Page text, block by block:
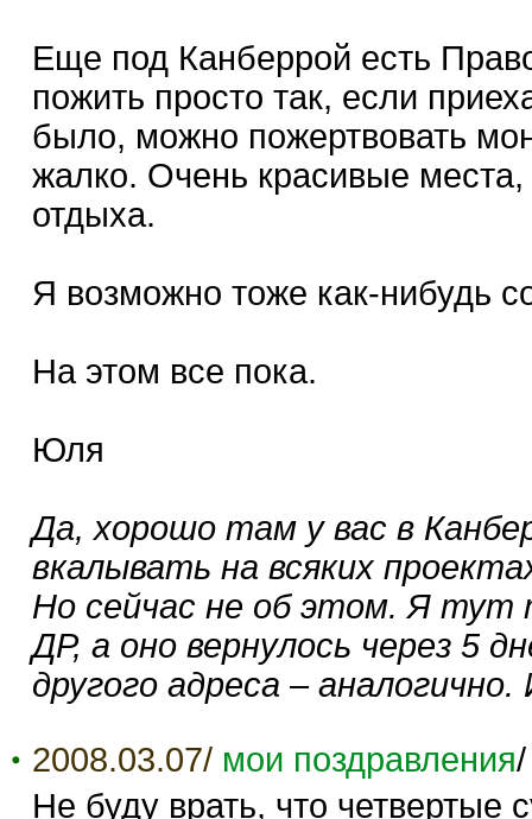
Еще под Канберрой есть
пожить просто так, если
было, можно пожертвовать
жалко. Очень красивые места,
отдыха.
Я возможно тоже как-нибудь
На этом все пока.
Юля
Да, хорошо там у вас в
вкалывать на всяких
Но сейчас не об этом. Я тут
ДР, а оно вернулось через 5
другого адреса –
2008.03.07/ мои поздравления
Не буду врать, что четвертые